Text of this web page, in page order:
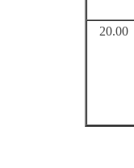
20.00